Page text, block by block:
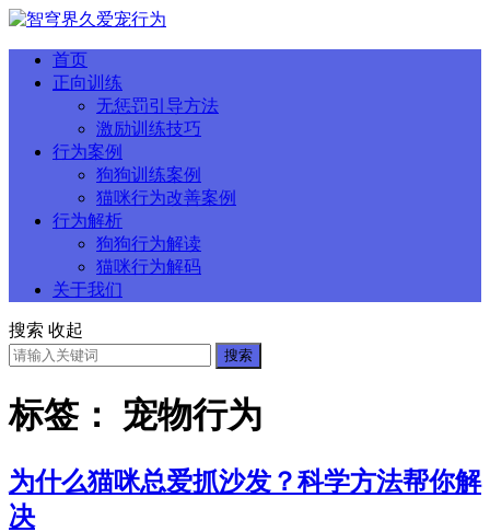
首页
正向训练
无惩罚引导方法
激励训练技巧
行为案例
狗狗训练案例
猫咪行为改善案例
行为解析
狗狗行为解读
猫咪行为解码
关于我们
搜索 收起
搜索
标签： 宠物行为
为什么猫咪总爱抓沙发？科学方法帮你解
决